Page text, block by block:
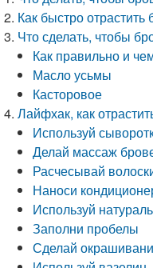
Как быстро
Что сделать, чтобы
Как правильно и
Масло усьмы
Касторовое
Лайфхак, как
Используй
Делай массаж
Расчесывай
Наноси
Используй
Заполни пробелы
Сделай